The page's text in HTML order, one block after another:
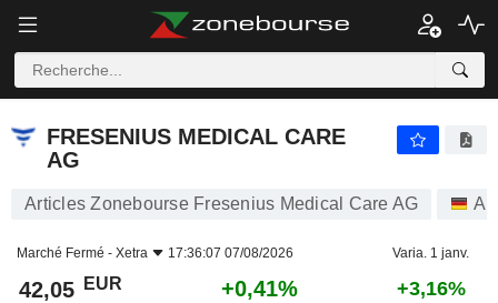
FRESENIUS MEDICAL CARE
AG
Articles Zonebourse Fresenius Medical Care AG
Marché Fermé - Xetra 17:36:07 07/08/2026 Varia. 1 janv.
42,05 EUR +0,41% +3,16%